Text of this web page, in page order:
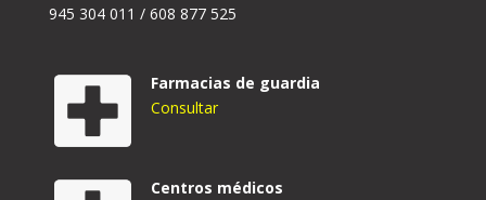
945 304 011 / 608 877 525
Farmacias de guardia
Consultar
Centros médicos